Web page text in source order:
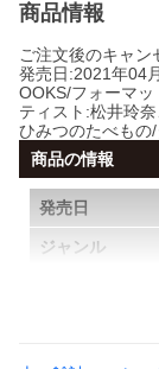
商品情報
ご注文後のキャン
発売日:2021年04
OOKS/フォーマ
ティスト:松井玲
ひみつのたべもの
商品の情報
発売日
ジャンル
製造国